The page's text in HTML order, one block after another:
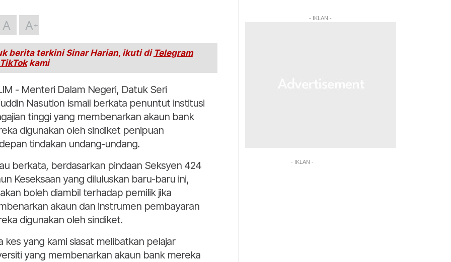
A A
berita terkini Sinar Harian, ikuti di Telegram
TikTokkami
- Menteri Dalam Negeri, Datuk Seri
Nasution Ismail berkata penuntut institusi
tinggi yang membenarkan akaun bank
digunakan oleh sindiket penipuan
tindakan undang-undang.
berkata, berdasarkan pindaan Seksyen 424
Keseksaan yang diluluskan baru-baru ini,
boleh diambil terhadap pemilik jika
akaun dan instrumen pembayaran
digunakan oleh sindiket.
kes yang kami siasat melibatkan pelajar
yang membenarkan akaun bank mereka
- IKLAN -
- IKLAN -